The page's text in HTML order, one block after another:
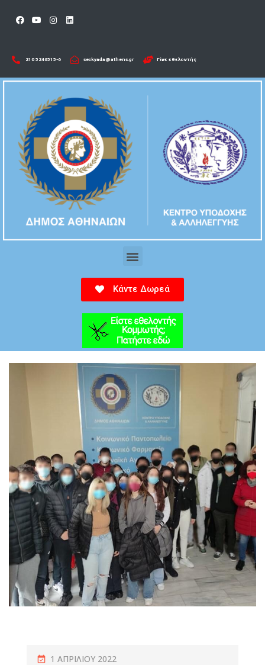
210 5246515-6​ seckyada@athens.gr Γίνε εθελοντής
Κάντε Δωρεά
1 ΑΠΡΙΛΊΟΥ 2022